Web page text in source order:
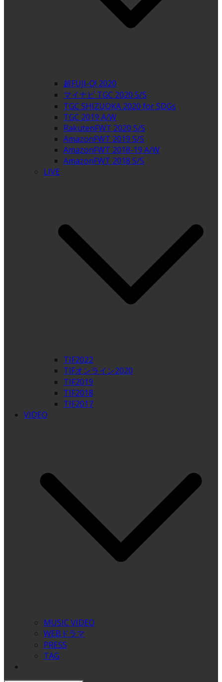
超FUJI-Q! 2020
マイナビ TGC 2020 S/S
TGC SHIZUOKA 2020 for SDGs
TGC 2019 A/W
RakutenFWT 2020 S/S
AmazonFWT 2019 S/S
AmazonFWT 2018-19 A/W
AmazonFWT 2018 S/S
LIVE
TIF2022
TIFオンライン2020
TIF2019
TIF2018
TIF2017
VIDEO
MUSIC VIDEO
WEBドラマ
PRESS
TAG